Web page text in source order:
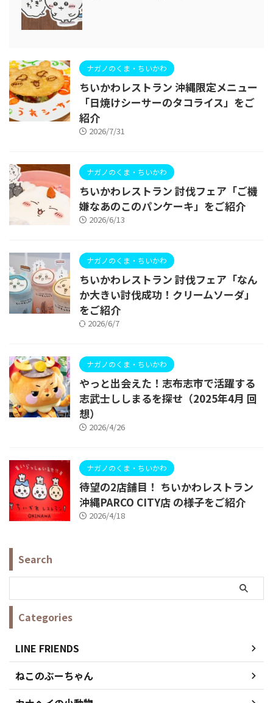
ナガノのくま・ちいかわ
ちいかわレストラン 沖縄限定メニュー
「日焼けシーサーのタコライス」をご
紹介
2026/7/31
ナガノのくま・ちいかわ
ちいかわレストラン 討伐フェア「ご機
嫌なあのこのパンケーキ」をご紹介
2026/6/13
ナガノのくま・ちいかわ
ちいかわレストラン 討伐フェア「なん
か大きい討伐成功！クリームソーダ」
をご紹介
2026/6/7
ナガノのくま・ちいかわ
やっと出会えた！志布志市で活躍する
志武士ししまるを探せ（2025年4月 回
想）
2026/4/26
ナガノのくま・ちいかわ
待望の2店舗目！ ちいかわレストラン
沖縄PARCO CITY店 の様子をご紹介
2026/4/18
Search
Categories
LINE FRIENDS
ねこのぶーちゃん